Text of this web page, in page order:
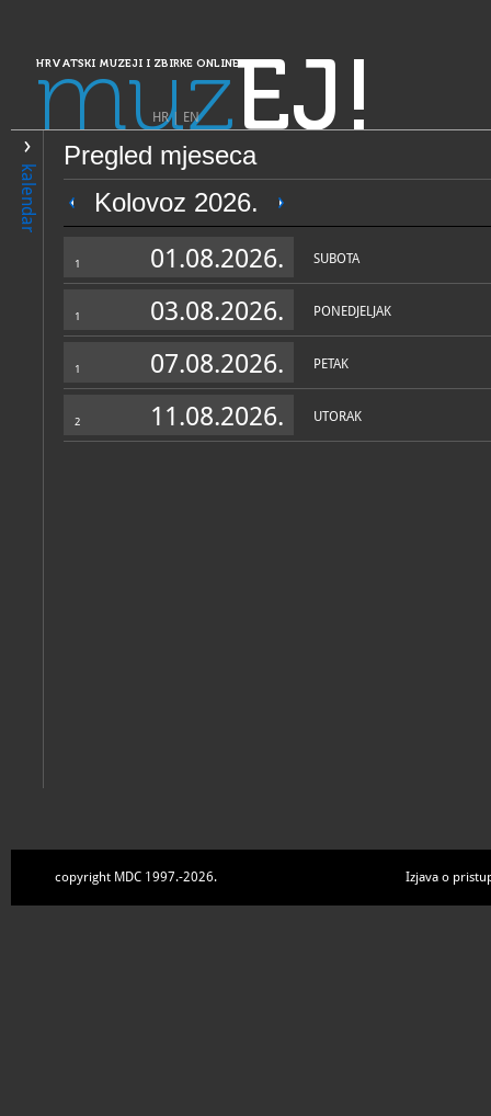
HRVATSKI MUZEJI I ZBIRKE ONLINE
muzEJ!
HR| EN
kalendar
Pregled mjeseca
Kolovoz 2026.
1 01.08.2026. SUBOTA
1 03.08.2026. PONEDJELJAK
1 07.08.2026. PETAK
2 11.08.2026. UTORAK
PRETRAŽIVANJE
Dalmacija
Muzej triljskog kraja
OPĆI PODACI
copyright MDC 1997.-2026. Izjava o